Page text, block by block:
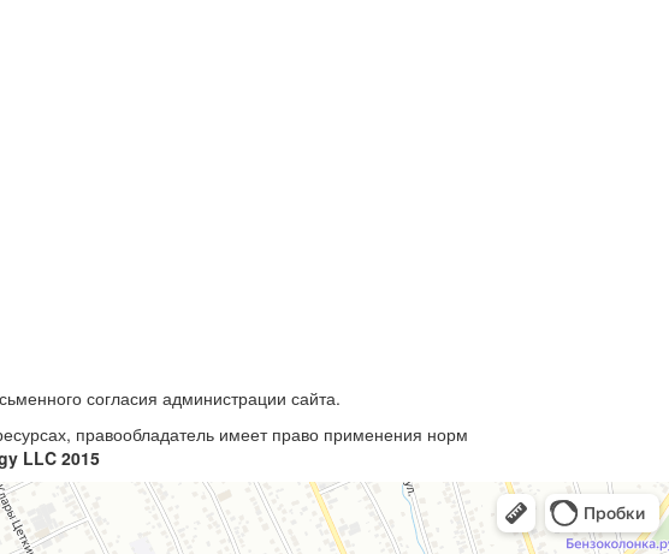
согласия администрации сайта.
правообладатель имеет право применения норм
LLC 2015